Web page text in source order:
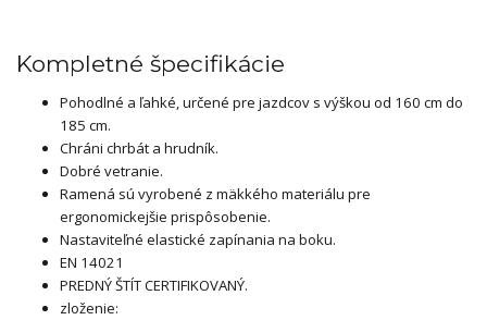
Kompletné špecifikácie
Pohodlné a ľahké, určené pre jazdcov s výškou od 160 cm do
185 cm.
Chráni chrbát a hrudník.
Dobré vetranie.
Ramená sú vyrobené z mäkkého materiálu pre
ergonomickejšie prispôsobenie.
Nastaviteľné elastické zapínania na boku.
EN 14021
PREDNÝ ŠTÍT CERTIFIKOVANÝ.
zloženie: